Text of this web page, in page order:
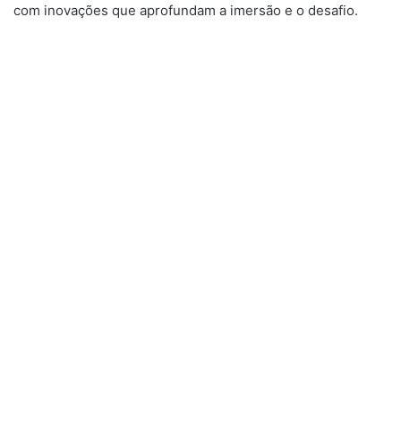
com inovações que aprofundam a imersão e o desafio.